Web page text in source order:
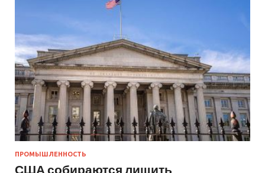
ПРОМЫШЛЕННОСТЬ
США собираются лишить